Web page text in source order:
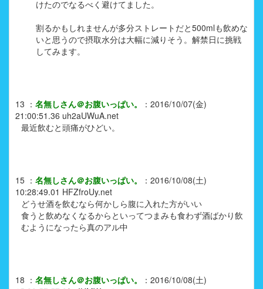
けたのでなるべく避けてました。
割るかもしれませんが多分ストレートだと500mlも飲めな
いと思うので摂取水分は大幅に減りそう。解禁日に挑戦
してみます。
13 ： 名無しさん＠お腹いっぱい。 ： 2016/10/07(金)
21:00:51.36 uh2aUWuA.net
最近飲むと頭痛がひどい。
15 ： 名無しさん＠お腹いっぱい。 ： 2016/10/08(土)
10:28:49.01 HFZfroUy.net
どうせ酒を飲むなら何かしら腹に入れた方がいい
食うと飲めなくなるからといってつまみも食わず酒ばかり飲
むようになったら真のアル中
18 ： 名無しさん＠お腹いっぱい。 ： 2016/10/08(土)